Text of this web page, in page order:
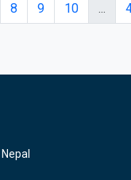
8 9 10 ...